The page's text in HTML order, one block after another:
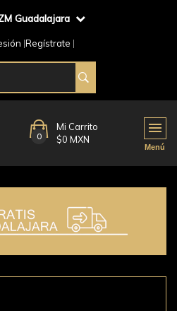
Guadalajara
Regístrate
0
Mi Carrito
$0 MXN